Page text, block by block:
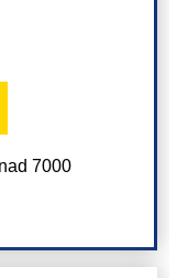
7000